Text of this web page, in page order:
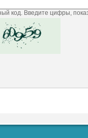
код. Введите цифры,